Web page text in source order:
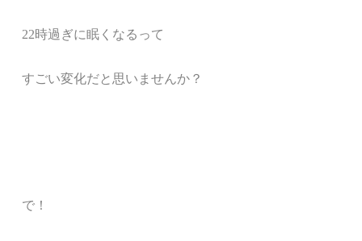
22時過ぎに眠くなるって
すごい変化だと思いませんか？
で！